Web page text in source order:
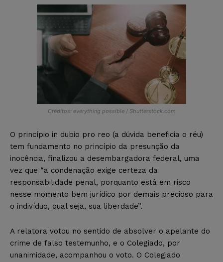
Créditos: everything possible / Shutterstock.com
O princípio in dubio pro reo (a dúvida beneficia o réu)
tem fundamento no princípio da presunção da
inocência, finalizou a desembargadora federal, uma
vez que “a condenação exige certeza da
responsabilidade penal, porquanto está em risco
nesse momento bem jurídico por demais precioso para
o indivíduo, qual seja, sua liberdade”.
A relatora votou no sentido de absolver o apelante do
crime de falso testemunho, e o Colegiado, por
unanimidade, acompanhou o voto. O Colegiado